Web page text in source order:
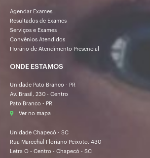
Agendar Exames
Resultados de Exames
Serviços e Exames
Convênios Atendidos
Horário de Atendimento Presencial
ONDE ESTAMOS
Unidade Pato Branco - PR
Av. Brasil, 230 - Centro
Pato Branco - PR
Ver no mapa
Unidade Chapecó - SC
Rua Marechal Floriano Peixoto, 430
Letra O - Centro - Chapecó - SC